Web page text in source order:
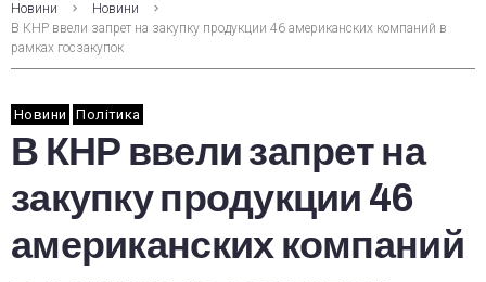
Новини
Новини
В КНР ввели запрет на закупку продукции 46 американских компаний в
рамках госзакупок
Новини Політика
В КНР ввели запрет на
закупку продукции 46
американских компаний